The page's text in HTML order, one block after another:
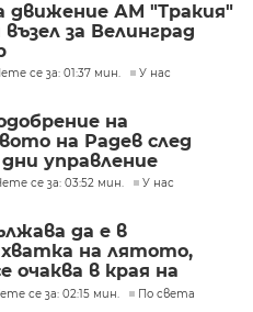
движение АМ "Тракия"
за Велинград
се за: 01:37 мин. У нас
на
на Радев след
управление
се за: 03:52 мин. У нас
да е в
на лятото,
очаква в края на
се за: 02:15 мин. По света